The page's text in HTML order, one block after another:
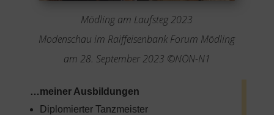
Mödling am Laufsteg 2023
Modenschau im Raiffeisenbank Forum Mödling
am 28. September 2023 ©NÖN-N1
…meiner Ausbildungen
Diplomierter Tanzmeister